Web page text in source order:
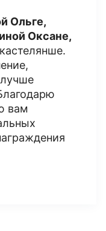
Ольге,
Оксане,
вам